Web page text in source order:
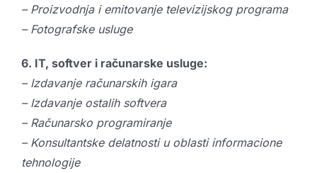
– Proizvodnja i emitovanje televizijskog programa
– Fotografske usluge
6. IT, softver i računarske usluge:
– Izdavanje računarskih igara
– Izdavanje ostalih softvera
– Računarsko programiranje
– Konsultantske delatnosti u oblasti informacione
tehnologije